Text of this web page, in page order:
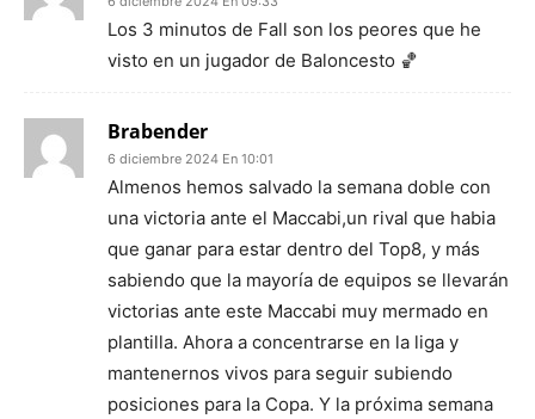
Los 3 minutos de Fall son los peores que he
visto en un jugador de Baloncesto 🏀
Brabender
6 diciembre 2024 En 10:01
Almenos hemos salvado la semana doble con
una victoria ante el Maccabi,un rival que habia
que ganar para estar dentro del Top8, y más
sabiendo que la mayoría de equipos se llevarán
victorias ante este Maccabi muy mermado en
plantilla. Ahora a concentrarse en la liga y
mantenernos vivos para seguir subiendo
posiciones para la Copa. Y la próxima semana